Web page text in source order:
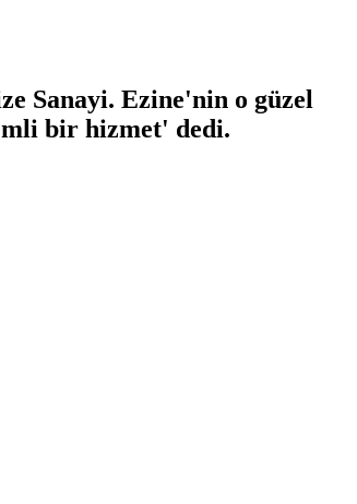
Sanayi. Ezine'nin o güzel
bir hizmet' dedi.